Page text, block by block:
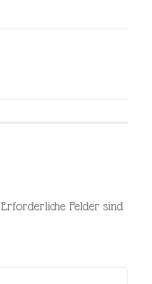
Erforderliche Felder sind